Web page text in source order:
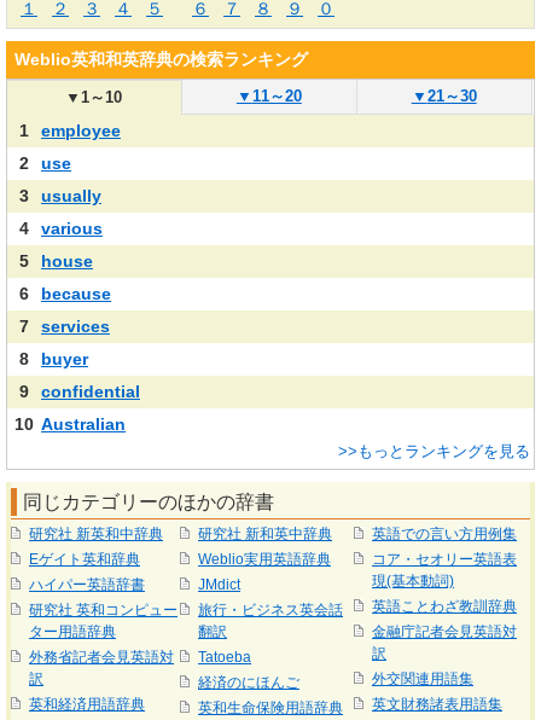
１ ２ ３ ４ ５ ６ ７ ８ ９ ０
Weblio英和和英辞典の検索ランキング
▼1～10 ▼ 11～20 ▼ 21～30
1
employee
2
use
3
usually
4
various
5
house
6
because
7
services
8
buyer
9
confidential
10 Australian
>>もっとランキングを見る
同じカテゴリーのほかの辞書
研究社 新英和中辞典
Eゲイト英和辞典
ハイパー英語辞書
研究社 英和コンピュー
ター用語辞典
外務省記者会見英語対
訳
英和経済用語辞典
研究社 新和英中辞典
Weblio実用英語辞典
JMdict
旅行・ビジネス英会話
翻訳
Tatoeba
経済のにほんご
英和生命保険用語辞典
英語での言い方用例集
コア・セオリー英語表
現(基本動詞)
英語ことわざ教訓辞典
金融庁記者会見英語対
訳
外交関連用語集
英文財務諸表用語集